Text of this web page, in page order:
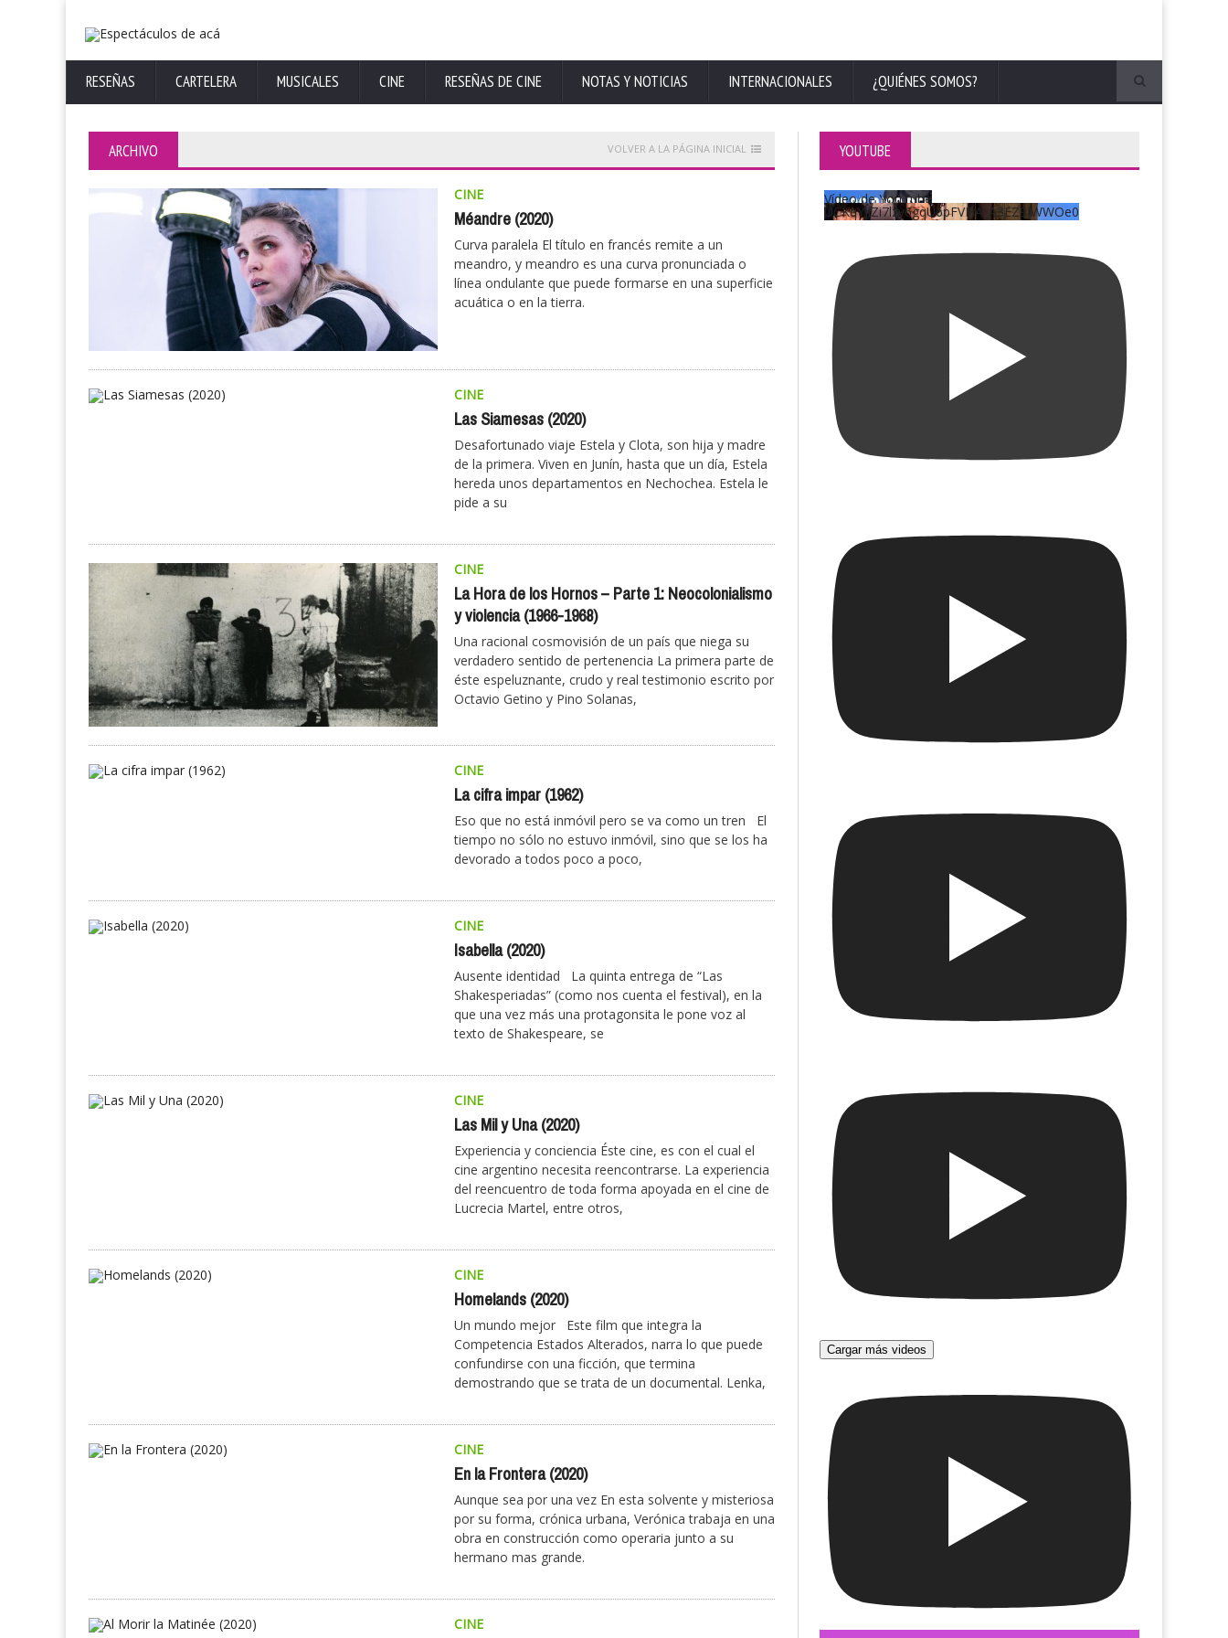
RESEÑAS CARTELERA MUSICALES CINE RESEÑAS DE CINE NOTAS Y NOTICIAS INTERNACIONALES ¿QUIÉNES SOMOS?
ARCHIVO VOLVER A LA PÁGINA INICIAL
CINE
Méandre (2020)
Curva paralela El título en francés remite a un
meandro, y meandro es una curva pronunciada o
línea ondulante que puede formarse en una superficie
acuática o en la tierra.
CINE
Las Siamesas (2020)
Desafortunado viaje Estela y Clota, son hija y madre
de la primera. Viven en Junín, hasta que un día, Estela
hereda unos departamentos en Nechochea. Estela le
pide a su
CINE
La Hora de los Hornos – Parte 1: Neocolonialismo
y violencia (1966-1968)
Una racional cosmovisión de un país que niega su
verdadero sentido de pertenencia La primera parte de
éste espeluznante, crudo y real testimonio escrito por
Octavio Getino y Pino Solanas,
CINE
La cifra impar (1962)
Eso que no está inmóvil pero se va como un tren El
tiempo no sólo no estuvo inmóvil, sino que se los ha
devorado a todos poco a poco,
CINE
Isabella (2020)
Ausente identidad La quinta entrega de “Las
Shakesperiadas” (como nos cuenta el festival), en la
que una vez más una protagonsita le pone voz al
texto de Shakespeare, se
CINE
Las Mil y Una (2020)
Experiencia y conciencia Éste cine, es con el cual el
cine argentino necesita reencontrarse. La experiencia
del reencuentro de toda forma apoyada en el cine de
Lucrecia Martel, entre otros,
CINE
Homelands (2020)
Un mundo mejor Este film que integra la
Competencia Estados Alterados, narra lo que puede
confundirse con una ficción, que termina
demostrando que se trata de un documental. Lenka,
CINE
En la Frontera (2020)
Aunque sea por una vez En esta solvente y misteriosa
por su forma, crónica urbana, Verónica trabaja en una
obra en construcción como operaria junto a su
hermano mas grande.
CINE
YOUTUBE
Vídeo de YouTube
UCKqYjiZi7lzy6gqU6pFVFiA_A3EZ9JWWOe0
Cargar más videos